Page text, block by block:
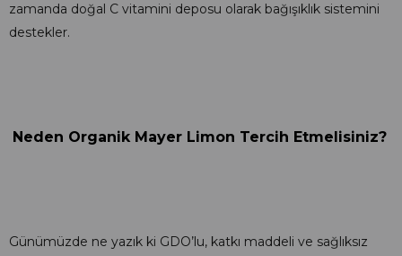
zamanda doğal C vitamini deposu olarak bağışıklık sistemini
destekler.
Neden Organik Mayer Limon Tercih Etmelisiniz?
Günümüzde ne yazık ki GDO’lu, katkı maddeli ve sağlıksız